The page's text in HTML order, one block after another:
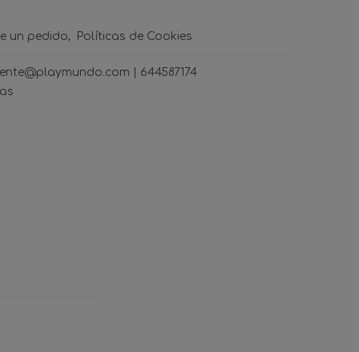
un pedido Políticas de Cookies
| 644587174